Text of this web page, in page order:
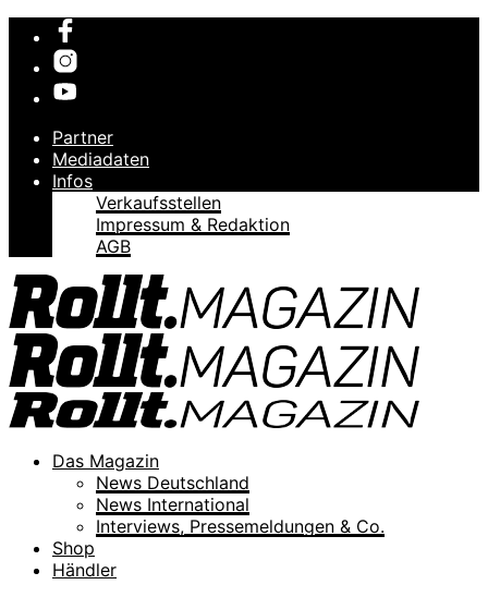
Partner
Mediadaten
Infos
Verkaufsstellen
Impressum & Redaktion
AGB
Das Magazin
News Deutschland
News International
Interviews, Pressemeldungen & Co.
Shop
Händler